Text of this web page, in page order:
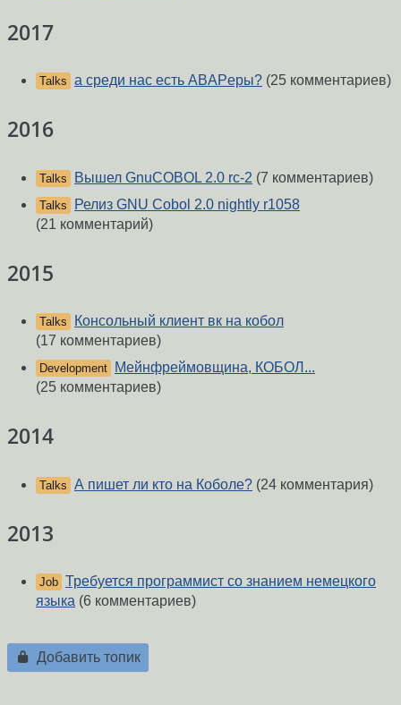
2017
Talks а среди нас есть ABAPеры? (25 комментариев)
2016
Talks Вышел GnuCOBOL 2.0 rc-2 (7 комментариев)
Talks
Релиз GNU Cobol 2.0 nightly r1058
(21 комментарий)
2015
Talks
Консольный клиент вк на кобол
(17 комментариев)
Development
Мейнфреймовщина, КОБОЛ...
(25 комментариев)
2014
Talks А пишет ли кто на Коболе? (24 комментария)
2013
Job Требуется программист со знанием немецкого
языка (6 комментариев)
Добавить топик